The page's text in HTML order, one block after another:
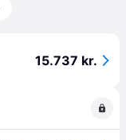
15.737 kr.